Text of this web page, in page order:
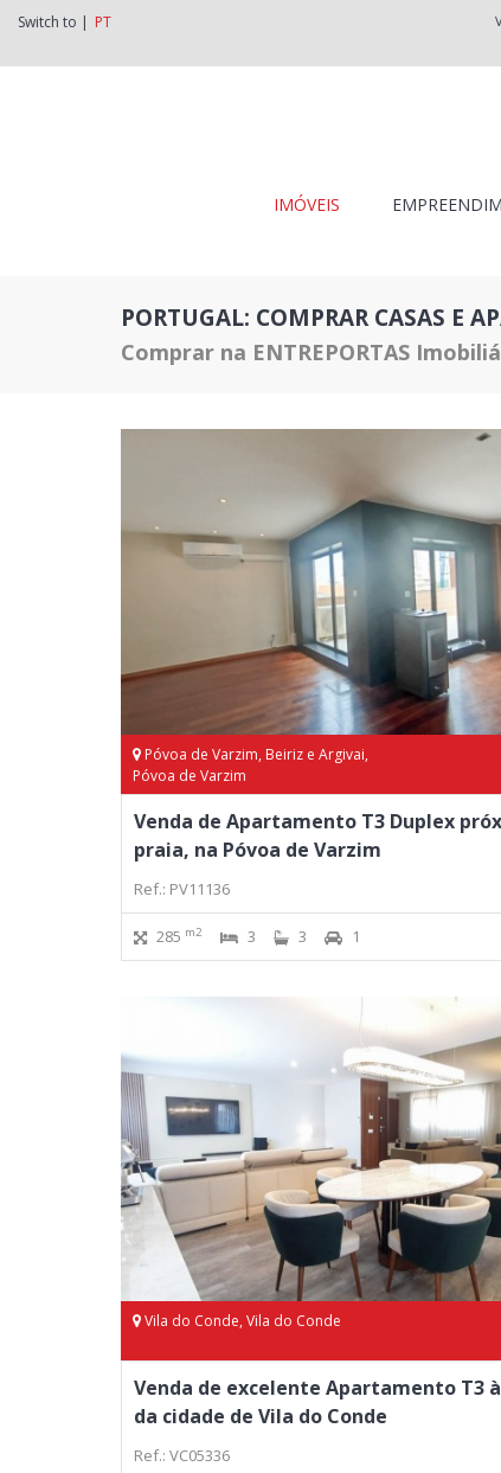
Switch to | PT
IMÓVEIS
PORTUGAL: COMPRAR CASAS E
Comprar na ENTREPORTAS
Póvoa de Varzim, Beiriz e Argivai,
Póvoa de Varzim
Venda de Apartamento T3 Duplex
praia, na Póvoa de Varzim
Ref.: PV11136
285 m2 3 3 1
Vila do Conde, Vila do Conde
Venda de excelente Apartamento T3
da cidade de Vila do Conde
Ref.: VC05336